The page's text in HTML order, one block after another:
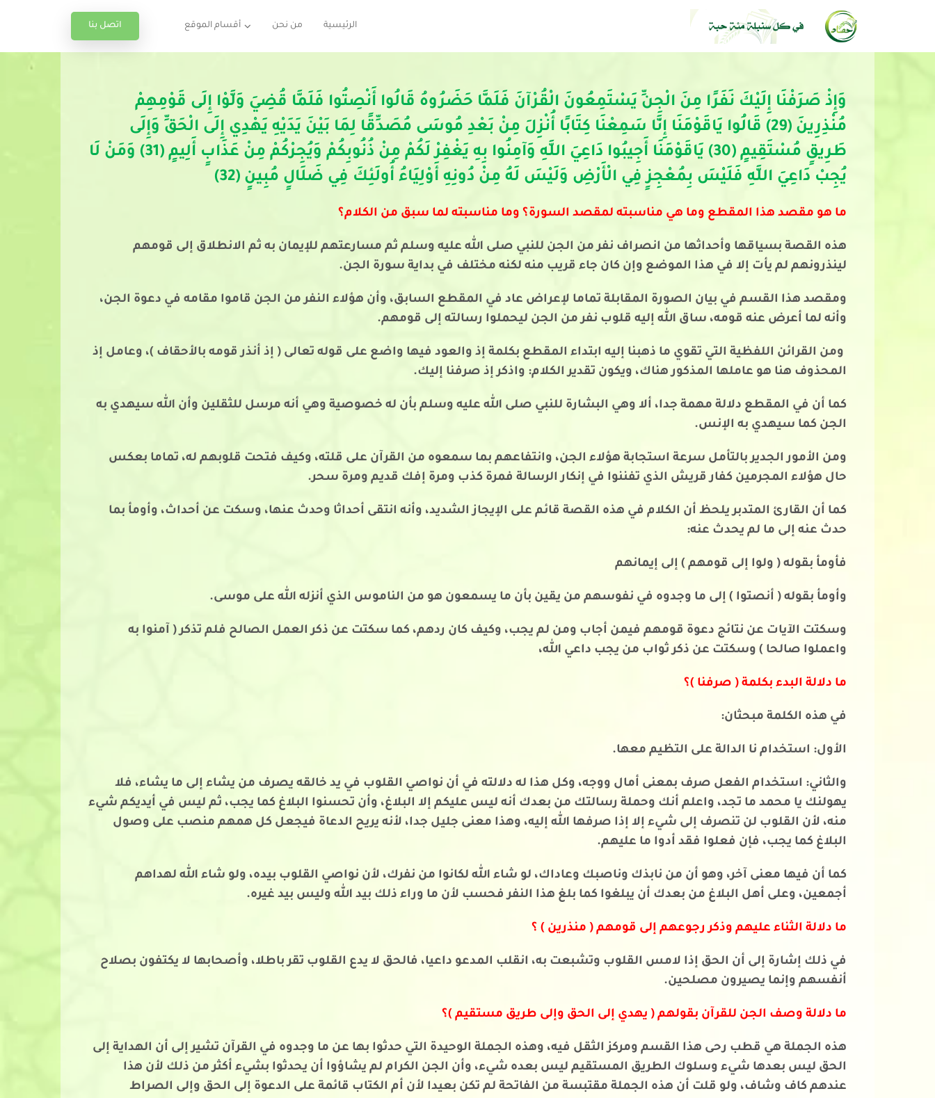
اتصل بنا الرئيسية من نحن أقسام الموقع
وَإِذْ صَرَفْنَا إِلَيْكَ نَفَرًا مِنَ الْجِنِّ يَسْتَمِعُونَ الْقُرْآنَ فَلَمَّا حَضَرُوهُ قَالُوا أَنْصِتُوا فَلَمَّا قُضِيَ وَلَّوْا إِلَى قَوْمِهِمْ
مُنْذِرِينَ (29) قَالُوا يَاقَوْمَنَا إِنَّا سَمِعْنَا كِتَابًا أُنْزِلَ مِنْ بَعْدِ مُوسَى مُصَدِّقًا لِمَا بَيْنَ يَدَيْهِ يَهْدِي إِلَى الْحَقِّ وَإِلَى
طَرِيقٍ مُسْتَقِيمٍ (30) يَاقَوْمَنَا أَجِيبُوا دَاعِيَ اللَّهِ وَآمِنُوا بِهِ يَغْفِرْ لَكُمْ مِنْ ذُنُوبِكُمْ وَيُجِرْكُمْ مِنْ عَذَابٍ أَلِيمٍ (31) وَمَنْ لَا
يُجِبْ دَاعِيَ اللَّهِ فَلَيْسَ بِمُعْجِزٍ فِي الْأَرْضِ وَلَيْسَ لَهُ مِنْ دُونِهِ أَوْلِيَاءُ أُولَئِكَ فِي ضَلَالٍ مُبِينٍ (32)
ما هو مقصد هذا المقطع وما هي مناسبته لمقصد السورة؟ وما مناسبته لما سبق من الكلام؟
هذه القصة بسياقها وأحداثها من انصراف نفر من الجن للنبي صلى الله عليه وسلم ثم مسارعتهم للإيمان به ثم الانطلاق إلى قومهم
لينذرونهم لم يأت إلا في هذا الموضع وإن كان جاء قريب منه لكنه مختلف في بداية سورة الجن.
ومقصد هذا القسم في بيان الصورة المقابلة تماما لإعراض عاد في المقطع السابق، وأن هؤلاء النفر من الجن قاموا مقامه في دعوة الجن،
وأنه لما أعرض عنه قومه، ساق الله إليه قلوب نفر من الجن ليحملوا رسالته إلى قومهم.
ومن القرائن اللفظية التي تقوي ما ذهبنا إليه ابتداء المقطع بكلمة إذ والعود فيها واضع على قوله تعالى ( إذ أنذر قومه بالأحقاف )، وعامل إذ
المحذوف هنا هو عاملها المذكور هناك، ويكون تقدير الكلام: واذكر إذ صرفنا إليك.
كما أن في المقطع دلالة مهمة جدا، ألا وهي البشارة للنبي صلى الله عليه وسلم بأن له خصوصية وهي أنه مرسل للثقلين وأن الله سيهدي به
الجن كما سيهدي به الإنس.
ومن الأمور الجدير بالتأمل سرعة استجابة هؤلاء الجن، وانتفاعهم بما سمعوه من القرآن على قلته، وكيف فتحت قلوبهم له، تماما بعكس
حال هؤلاء المجرمين كفار قريش الذي تفننوا في إنكار الرسالة فمرة كذب ومرة إفك قديم ومرة سحر.
كما أن القارئ المتدبر يلحظ أن الكلام في هذه القصة قائم على الإيجاز الشديد، وأنه انتقى أحداثا وحدث عنها، وسكت عن أحداث، وأومأ بما
حدث عنه إلى ما لم يحدث عنه:
فأومأ بقوله ( ولوا إلى قومهم ) إلى إيمانهم
وأومأ بقوله ( أنصتوا ) إلى ما وجدوه في نفوسهم من يقين بأن ما يسمعون هو من الناموس الذي أنزله الله على موسى.
وسكتت الآيات عن نتائج دعوة قومهم فيمن أجاب ومن لم يجب، وكيف كان ردهم، كما سكتت عن ذكر العمل الصالح فلم تذكر ( آمنوا به
واعملوا صالحا ) وسكتت عن ذكر ثواب من يجب داعي الله،
ما دلالة البدء بكلمة ( صرفنا )؟
في هذه الكلمة مبحثان:
الأول: استخدام نا الدالة على التظيم معها.
والثاني: استخدام الفعل صرف بمعنى أمال ووجه، وكل هذا له دلالته في أن نواصي القلوب في يد خالقه يصرف من يشاء إلى ما يشاء، فلا
يهولنك يا محمد ما تجد، واعلم أنك وحملة رسالتك من بعدك أنه ليس عليكم إلا البلاغ، وأن تحسنوا البلاغ كما يجب، ثم ليس في أيديكم شيء
منه، لأن القلوب لن تنصرف إلى شيء إلا إذا صرفها الله إليه، وهذا معنى جليل جدا، لأنه يريح الدعاة فيجعل كل همهم منصب على وصول
البلاغ كما يجب، فإن فعلوا فقد أدوا ما عليهم.
كما أن فيها معنى آخر، وهو أن من نابذك وناصبك وعاداك، لو شاء الله لكانوا من نفرك، لأن نواصي القلوب بيده، ولو شاء الله لهداهم
أجمعين، وعلى أهل البلاغ من بعدك أن يبلغوا كما بلغ هذا النفر فحسب لأن ما وراء ذلك بيد الله وليس بيد غيره.
ما دلالة الثناء عليهم وذكر رجوعهم إلى قومهم ( منذرين ) ؟
في ذلك إشارة إلى أن الحق إذا لامس القلوب وتشبعت به، انقلب المدعو داعيا، فالحق لا يدع القلوب تقر باطلا، وأصحابها لا يكتفون بصلاح
أنفسهم وإنما يصيرون مصلحين.
ما دلالة وصف الجن للقرآن بقولهم ( يهدي إلى الحق وإلى طريق مستقيم )؟
هذه الجملة هي قطب رحى هذا القسم ومركز الثقل فيه، وهذه الجملة الوحيدة التي حدثوا بها عن ما وجدوه في القرآن تشير إلى أن الهداية إلى
الحق ليس بعدها شيء وسلوك الطريق المستقيم ليس بعده شيء، وأن الجن الكرام لم يشاؤوا أن يحدثوا بشيء أكثر من ذلك لأن هذا
عندهم كاف وشاف، ولو قلت أن هذه الجملة مقتبسة من الفاتحة لم تكن بعيدا لأن أم الكتاب قائمة على الدعوة إلى الحق وإلى الصراط